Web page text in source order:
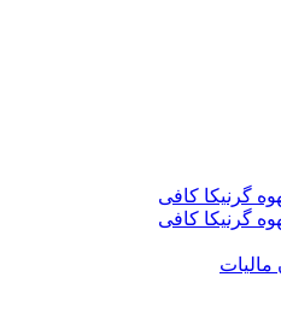
گرنیکا کافی
گرنیکا کافی